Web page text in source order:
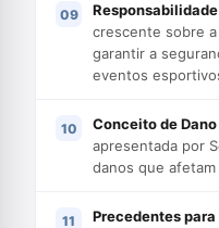
crescente sobre
garantir a
eventos
Conceito de
apresentada por
danos que
Precedentes